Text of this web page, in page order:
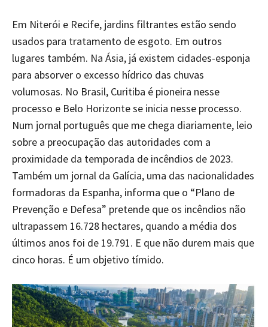
Em Niterói e Recife, jardins filtrantes estão sendo
usados para tratamento de esgoto. Em outros
lugares também. Na Ásia, já existem cidades-esponja
para absorver o excesso hídrico das chuvas
volumosas. No Brasil, Curitiba é pioneira nesse
processo e Belo Horizonte se inicia nesse processo.
Num jornal português que me chega diariamente, leio
sobre a preocupação das autoridades com a
proximidade da temporada de incêndios de 2023.
Também um jornal da Galícia, uma das nacionalidades
formadoras da Espanha, informa que o “Plano de
Prevenção e Defesa” pretende que os incêndios não
ultrapassem 16.728 hectares, quando a média dos
últimos anos foi de 19.791. E que não durem mais que
cinco horas. É um objetivo tímido.